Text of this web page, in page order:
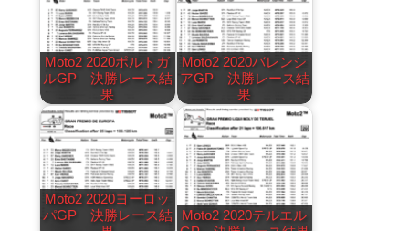
Moto2 2020ポルトガ
ルGP 決勝レース結
果
Moto2 2020バレンシ
アGP 決勝レース結
果
Moto2 2020ヨーロッ
パGP 決勝レース結
Moto2 2020テルエル